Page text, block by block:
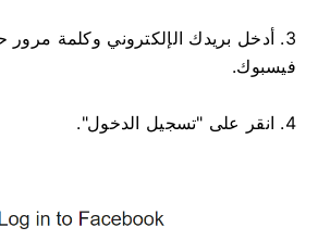
3. أدخل بريدك الإلكتروني وكلمة
فيسبوك.
4. انقر على "تسجيل الدخول".